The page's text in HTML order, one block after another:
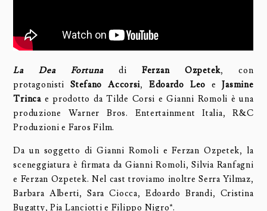
La Dea Fortunadi Ferzan Ozpetek, con
protagonistiStefano Accorsi, Edoardo Leo eJasmine
Trincae prodotto da Tilde Corsi e Gianni Romoli è una
produzione Warner Bros. Entertainment Italia, R&C
Produzioni e Faros Film.
Da un soggetto di Gianni Romoli e Ferzan Ozpetek, la
sceneggiatura è firmata da Gianni Romoli, Silvia Ranfagni
e Ferzan Ozpetek. Nel cast troviamo inoltre Serra Yilmaz,
Barbara Alberti, Sara Ciocca, Edoardo Brandi, Cristina
Bugatty, Pia Lanciotti e Filippo Nigro*.